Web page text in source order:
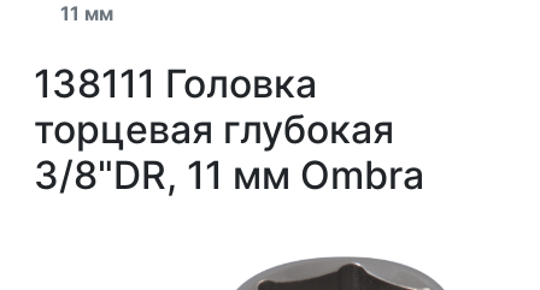
11 мм
138111 Головка
торцевая глубокая
3/8"DR, 11 мм Ombra